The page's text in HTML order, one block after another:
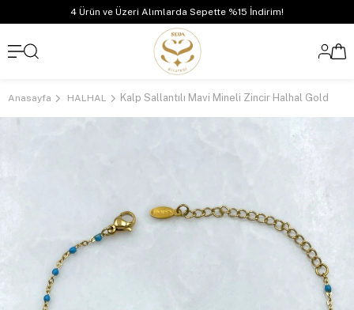
4 Ürün ve Üzeri Alımlarda Sepette %15 İndirim!
Anasayfa HALHAL Kalp Sallantılı Mavi Mineli Zincir Halhal Gold